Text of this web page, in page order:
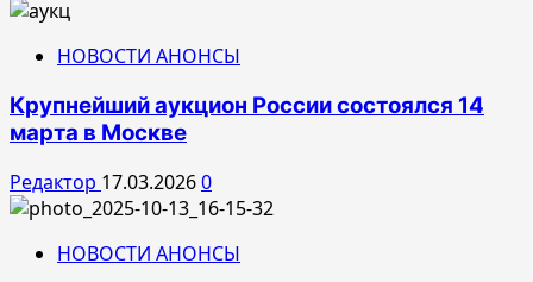
НОВОСТИ АНОНСЫ
Крупнейший аукцион России состоялся 14
марта в Москве
Редактор 17.03.20260
НОВОСТИ АНОНСЫ